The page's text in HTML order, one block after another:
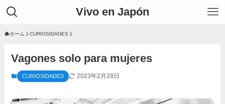
Vivo en Japón
ホーム CURIOSIDADES
Vagones solo para mujeres
CURIOSIDADES 2023年2月28日